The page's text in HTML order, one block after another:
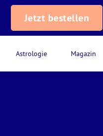
Astrologie Magazin
Jetzt bestellen